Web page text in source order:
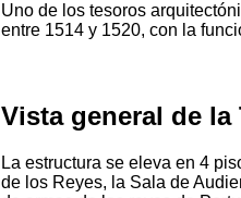
Uno de los tesoros
entre 1514 y 1520, con la
Vista general de la
La estructura se eleva en 4
de los Reyes, la Sala de